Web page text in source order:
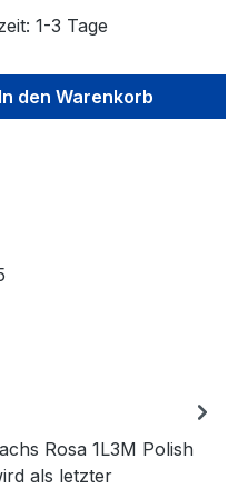
1-3 Tage
den
In den Warenkorb
Rosa 1L3M Polish
als letzter